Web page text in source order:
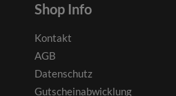
Shop Info
Kontakt
AGB
Datenschutz
Gutscheinabwicklung